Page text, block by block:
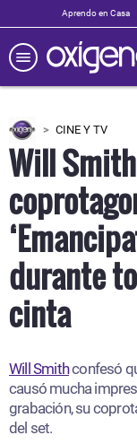
Aprendo en Casa
CINE Y TV
Will
durante
cinta
Will Smithconfesó
causó mucha
grabación, su
del set.